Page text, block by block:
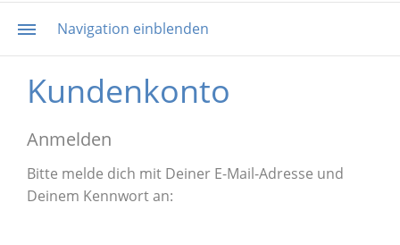
Navigation einblenden
Kundenkonto
Anmelden
Bitte melde dich mit Deiner E-Mail-Adresse und
Deinem Kennwort an: